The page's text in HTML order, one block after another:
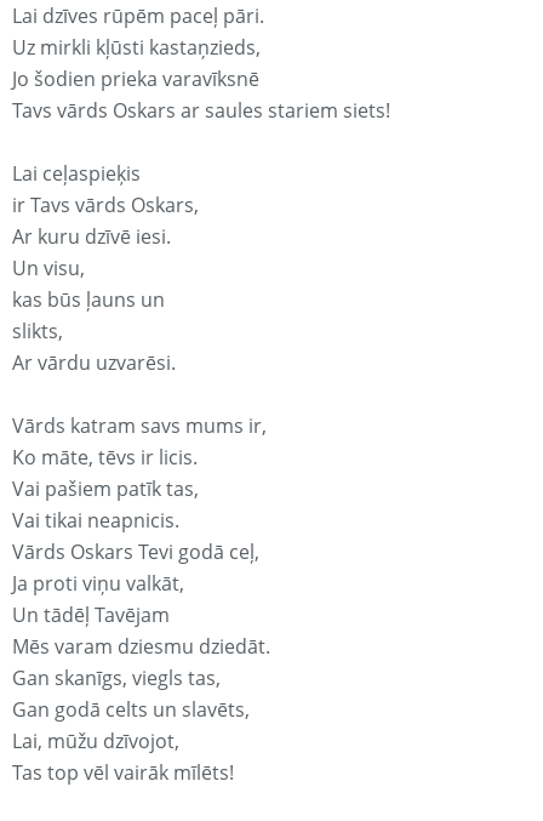
Lai dzīves rūpēm paceļ pāri.
Uz mirkli kļūsti kastaņzieds,
Jo šodien prieka varavīksnē
Tavs vārds Oskars ar saules stariem siets!
Lai ceļaspieķis
ir Tavs vārds Oskars,
Ar kuru dzīvē iesi.
Un visu,
kas būs ļauns un
slikts,
Ar vārdu uzvarēsi.
Vārds katram savs mums ir,
Ko māte, tēvs ir licis.
Vai pašiem patīk tas,
Vai tikai neapnicis.
Vārds Oskars Tevi godā ceļ,
Ja proti viņu valkāt,
Un tādēļ Tavējam
Mēs varam dziesmu dziedāt.
Gan skanīgs, viegls tas,
Gan godā celts un slavēts,
Lai, mūžu dzīvojot,
Tas top vēl vairāk mīlēts!